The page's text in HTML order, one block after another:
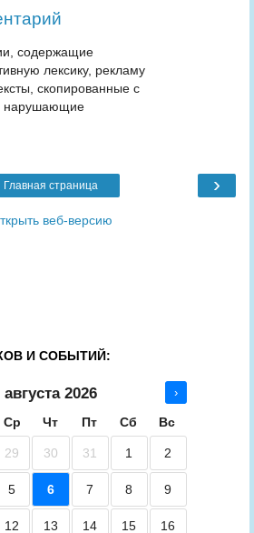
содержащие
лексику, рекламу
скопированные с
нарушающие
›
Главная страница
веб-версию
И СОБЫТИЙ:
августа 2026 ›
Ср Чт Пт Сб Вс
29 30 31 1 2
5 6 7 8 9
12 13 14 15 16